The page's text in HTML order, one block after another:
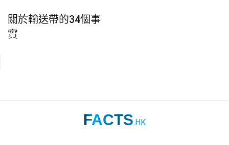
關於輸送帶的34個事
實
FACTS.HK